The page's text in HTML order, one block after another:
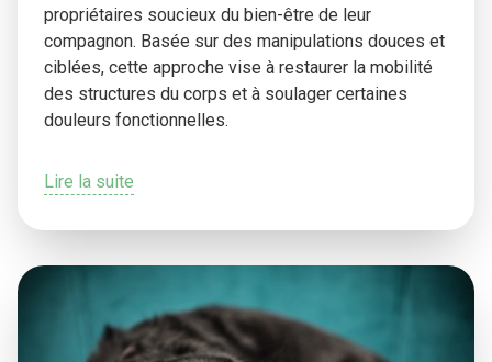
propriétaires soucieux du bien-être de leur
compagnon. Basée sur des manipulations douces et
ciblées, cette approche vise à restaurer la mobilité
des structures du corps et à soulager certaines
douleurs fonctionnelles.
Lire la suite